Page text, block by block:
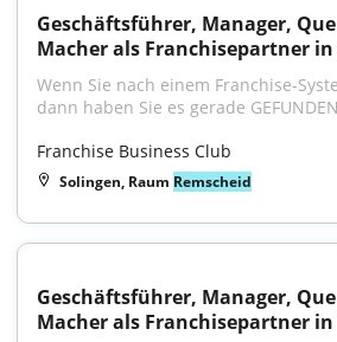
Geschäftsführer, Manager,
Macher als Franchisepartner in
Wenn Sie nach einem Franchise-
dann haben Sie es gerade
Franchise Business Club
Solingen, Raum Remscheid
Geschäftsführer, Manager,
Macher als Franchisepartner